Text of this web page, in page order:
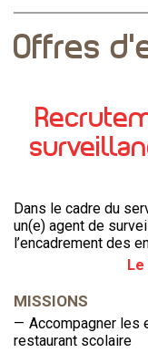
Offres
Dans le cadre du
un(e) agent de
l’encadrement des
Le
MISSIONS
Accompagner les
restaurant scolaire